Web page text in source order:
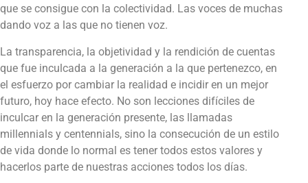
que se consigue con la colectividad. Las voces de muchas
dando voz a las que no tienen voz.
La transparencia, la objetividad y la rendición de cuentas
que fue inculcada a la generación a la que pertenezco, en
el esfuerzo por cambiar la realidad e incidir en un mejor
futuro, hoy hace efecto. No son lecciones difíciles de
inculcar en la generación presente, las llamadas
millennials y centennials, sino la consecución de un estilo
de vida donde lo normal es tener todos estos valores y
hacerlos parte de nuestras acciones todos los días.